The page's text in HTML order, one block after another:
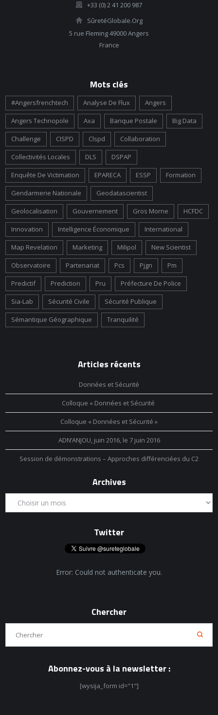
+33 (0) 2 41 200 987
SûretéGlobale.Org
5 rue Fleming 49000 Angers
France
Mots clés
#angersfrenchtech Analyse De Flux Angers
Angers Technopole Axa Banque Postale Big Data
Challenge CISPD Clspd Collaboration
Collectivités Locales DLS DSPAP
Enquête De Victimation EPARECA ESSP Formation
Gendarmerie Nationale Geodatascientist
Geolocalisation Gouvernement Gros Morne HCFDC
Innovation Intelligence Économique International
Map Revelation Marketing Milipol New Scientist
Observatoire Partenariat Pcs Pjgn Pm
Predictif Prediction Pru Préfecture De Police
Sia-Lab Sécurité Civile Sécurité Publique
Sémantique Géographique Tranquilité
Articles récents
Données et Sécurité
Colloque « Données et Sécurité
Colloque « Données et Sécurité »
ADN’ANJOU, juin 2016, le 7 juin 2016
Session de démonstrations – Approches différenciées du C2
Archives
Twitter
Error: Could not authenticate you.
Chercher
Abonnez-vous à la newsletter :
[wysija_form id="1"]